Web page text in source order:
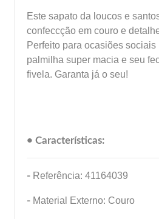
Este sapato da loucos e
confeccção em couro e
Perfeito para ocasiões
palmilha super macia e seu
fivela. Garanta já o seu!
• Características:
- Referência: 41164039
- Material Externo: Couro